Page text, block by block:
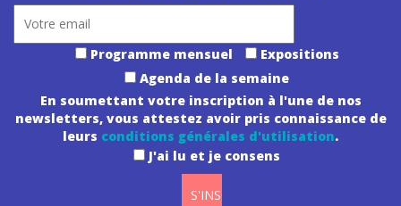
Programme mensuel
Expositions
Agenda de la semaine
En soumettant votre inscription à l'une de nos
newsletters, vous attestez avoir pris connaissance de
leurs conditions générales d'utilisation.
J'ai lu et je consens